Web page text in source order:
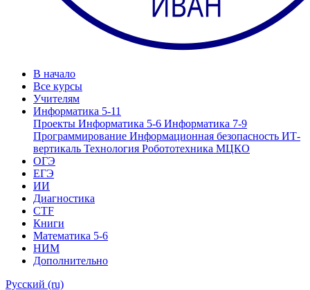
В начало
Все курсы
Учителям
Информатика 5-11
Проекты Информатика 5-6 Информатика 7-9
Программирование Информационная безопасность ИТ-
вертикаль Технология Робототехника МЦКО
ОГЭ
ЕГЭ
ИИ
Диагностика
CTF
Книги
Математика 5-6
НИМ
Дополнительно
Русский ‎(ru)‎